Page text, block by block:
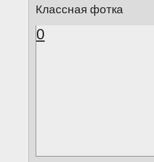
Классная фотка
0